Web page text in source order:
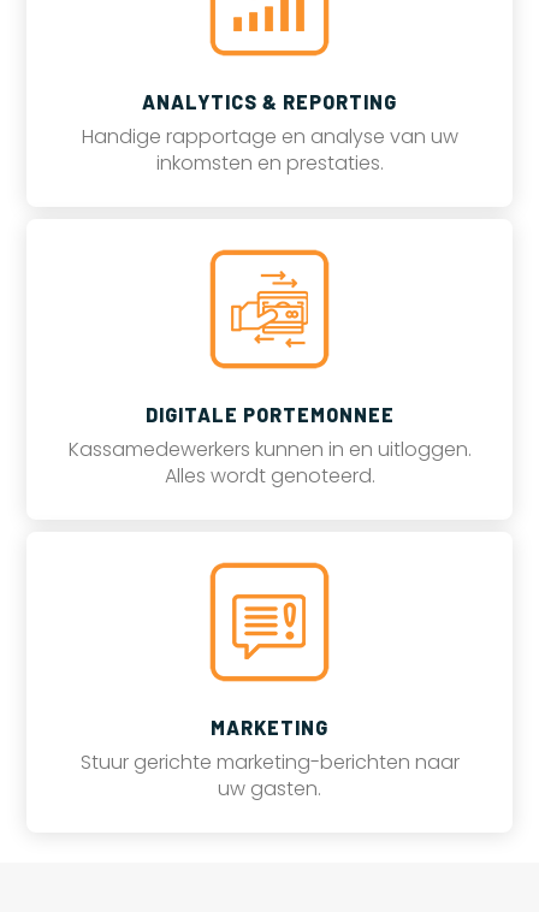
ANALYTICS & REPORTING
Handige rapportage en analyse van uw
inkomsten en prestaties.
DIGITALE PORTEMONNEE
Kassamedewerkers kunnen in en uitloggen.
Alles wordt genoteerd.
MARKETING
Stuur gerichte marketing-berichten naar
uw gasten.